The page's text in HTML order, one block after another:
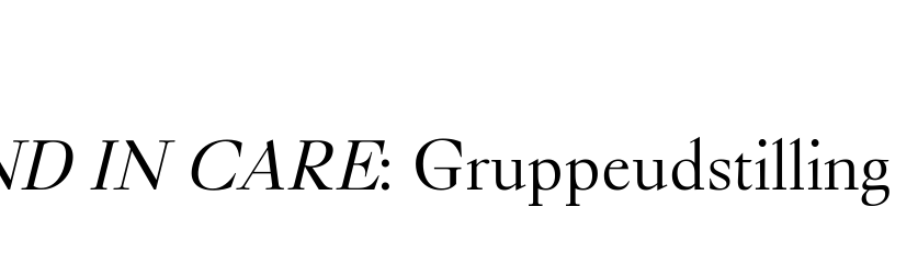
IN CARE: Gruppeudstilling